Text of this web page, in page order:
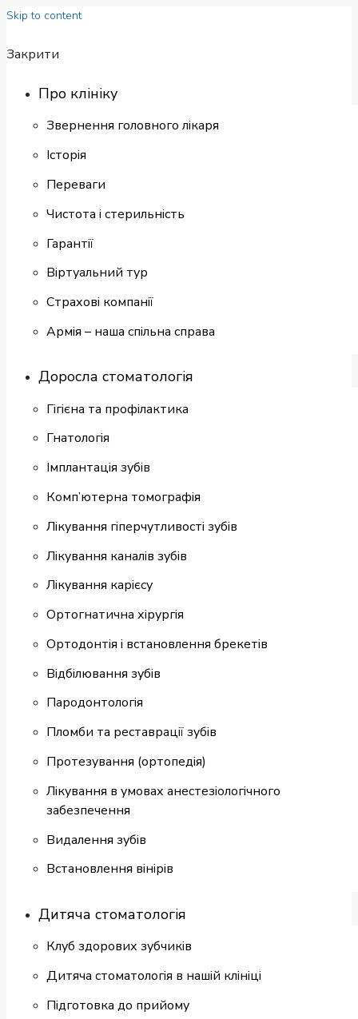
Skip to content
Закрити
Про клініку
Звернення головного лікаря
Історія
Переваги
Чистота і стерильність
Гарантії
Віртуальний тур
Страхові компанії
Армія – наша спільна справа
Доросла стоматологія
Гігієна та профілактика
Гнатологія
Імплантація зубів
Комп’ютерна томографія
Лікування гіперчутливості зубів
Лікування каналів зубів
Лікування карієсу
Ортогнатична хірургія
Ортодонтія і встановлення брекетів
Відбілювання зубів
Пародонтологія
Пломби та реставрації зубів
Протезування (ортопедія)
Лікування в умовах анестезіологічного
забезпечення
Видалення зубів
Встановлення вінірів
Дитяча стоматологія
Клуб здорових зубчиків
Дитяча стоматологія в нашій клініці
Підготовка до прийому